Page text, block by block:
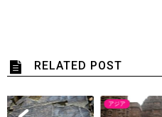
RELATED POST
アジア